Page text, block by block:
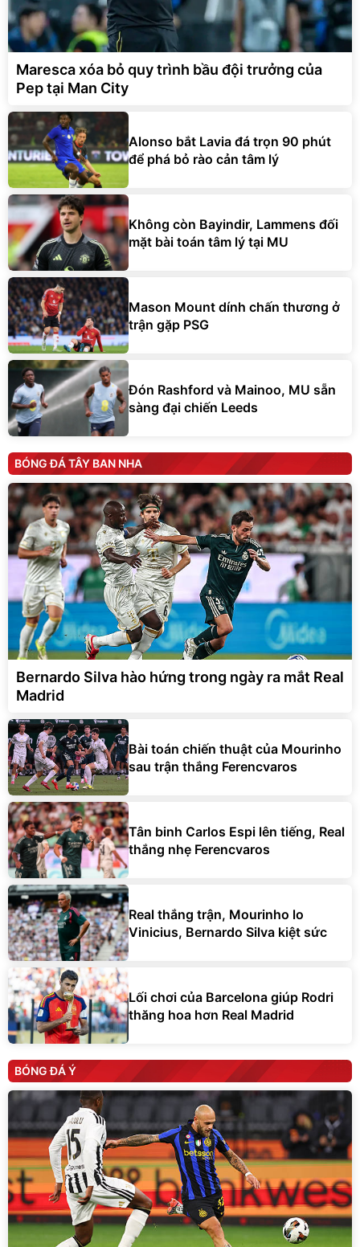
Maresca xóa bỏ quy trình bầu đội trưởng của
Pep tại Man City
Alonso bắt Lavia đá trọn 90 phút
để phá bỏ rào cản tâm lý
Không còn Bayindir, Lammens đối
mặt bài toán tâm lý tại MU
Mason Mount dính chấn thương ở
trận gặp PSG
Đón Rashford và Mainoo, MU sẵn
sàng đại chiến Leeds
BÓNG ĐÁ TÂY BAN NHA
Bernardo Silva hào hứng trong ngày ra mắt Real
Madrid
Bài toán chiến thuật của Mourinho
sau trận thắng Ferencvaros
Tân binh Carlos Espi lên tiếng, Real
thắng nhẹ Ferencvaros
Real thắng trận, Mourinho lo
Vinicius, Bernardo Silva kiệt sức
Lối chơi của Barcelona giúp Rodri
thăng hoa hơn Real Madrid
BÓNG ĐÁ Ý